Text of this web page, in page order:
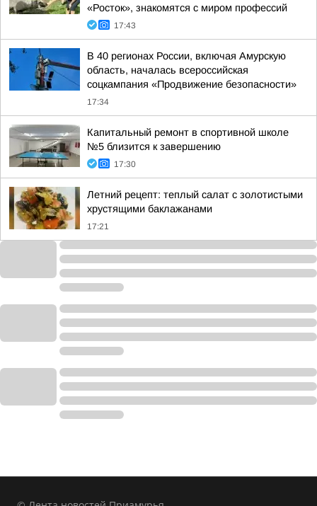
«Росток», знакомятся с миром профессий
17:43
В 40 регионах России, включая Амурскую
область, началась всероссийская
соцкампания «Продвижение безопасности»
17:34
Капитальный ремонт в спортивной школе
№5 близится к завершению
17:30
Летний рецепт: теплый салат с золотистыми
хрустящими баклажанами
17:21